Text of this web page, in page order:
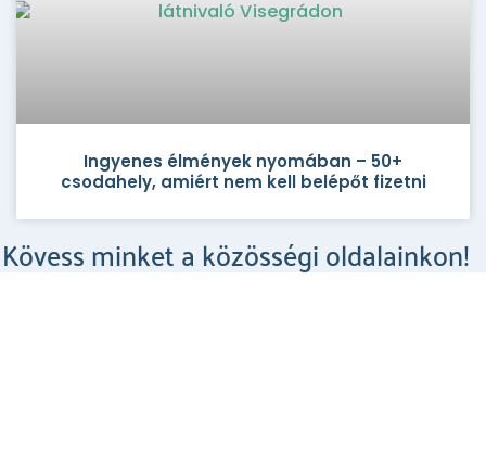
Ingyenes élmények nyomában – 50+
csodahely, amiért nem kell belépőt fizetni
Kövess minket a közösségi oldalainkon!